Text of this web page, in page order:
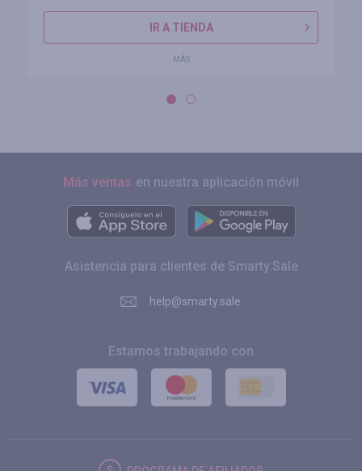
IR A TIENDA
MÁS
Más ventas en nuestra aplicación móvil
Asistencia para clientes de Smarty.Sale
help@smarty.sale
Estamos trabajando con